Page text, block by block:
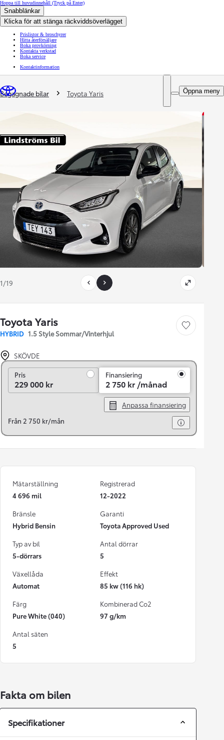
Hoppa till huvudinnehåll (Tryck på Enter)
Snabblänkar
Klicka för att stänga räckviddsöverlägget
Prislistor & broschyrer
Hitta återförsäljare
Boka provkörning
Kontakta verkstad
Boka service
Kontaktinformation
Öppna meny
You are here
Begagnade bilar Toyota Yaris
1/19
Toyota Yaris
HYBRID 1.5 Style Sommar/Vinterhjul
Save car
SKÖVDE
PrisPris
229 000 kr
Finansiering
2 750 kr /månad
Anpassa finansiering
Från 2 750 kr/mån
Mätarställning
4 696 mil
Registrerad
12-2022
Bränsle
Hybrid Bensin
Garanti
Toyota Approved Used
Typ av bil
5-dörrars
Antal dörrar
5
Växellåda
Automat
Effekt
85 kw (116 hk)
Färg
Pure White (040)
Kombinerad Co2
97 g/km
Antal säten
5
Fakta om bilen
Specifikationer